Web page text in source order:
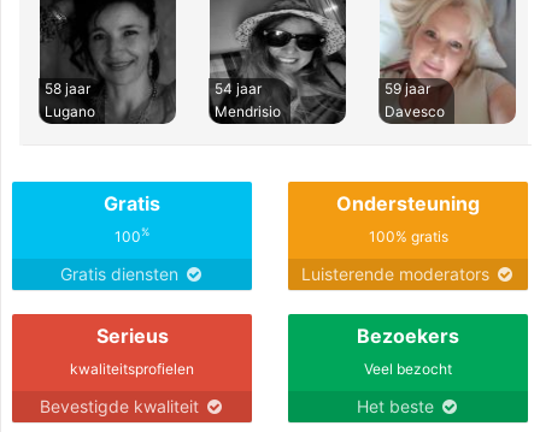
58 jaar
Lugano
54 jaar
Mendrisio
59 jaar
Davesco
Gratis
100%
Gratis diensten
Ondersteuning
100% gratis
Luisterende moderators
Serieus
kwaliteitsprofielen
Bevestigde kwaliteit
Bezoekers
Veel bezocht
Het beste